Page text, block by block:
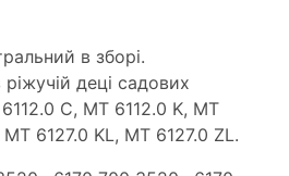
в зборі.
деці садових
C, MT 6112.0 K, MT
6127.0 KL, MT 6127.0 ZL.